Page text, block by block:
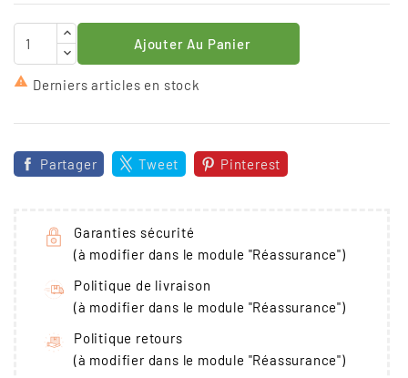
Ajouter Au Panier
 Derniers articles en stock
Partager Tweet Pinterest
Garanties sécurité
(à modifier dans le module "Réassurance")
Politique de livraison
(à modifier dans le module "Réassurance")
Politique retours
(à modifier dans le module "Réassurance")